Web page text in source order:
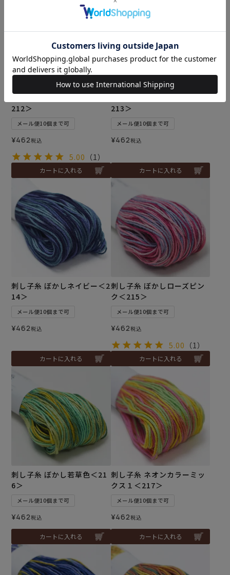
刺し子糸 ぼかしミックス7＜
212＞
メール便10個まで可
¥462税込
5.00 （1）
カートに入れる
刺し子糸 ぼかしミックス8＜
213＞
メール便10個まで可
¥462税込
カートに入れる
刺し子糸 ぼかしネイビー＜2
14＞
メール便10個まで可
¥462税込
カートに入れる
刺し子糸 ぼかしローズピン
ク＜215＞
メール便10個まで可
¥462税込
5.00 （1）
カートに入れる
刺し子糸 ぼかし若草色＜21
6＞
メール便10個まで可
¥462税込
カートに入れる
刺し子糸 ネオンカラーミッ
クス１＜217＞
メール便10個まで可
¥462税込
カートに入れる